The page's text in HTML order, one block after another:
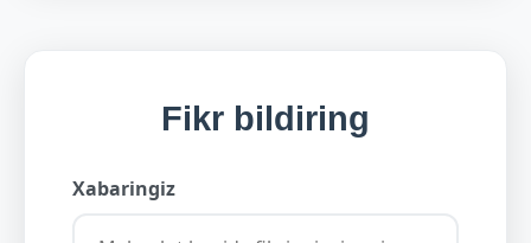
Fikr bildiring
Xabaringiz